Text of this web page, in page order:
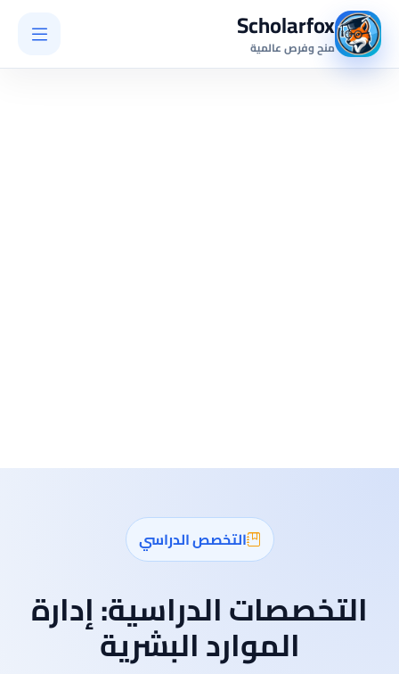
Scholarfox
منح وفرص عالمية
التخصص الدراسي
التخصصات الدراسية:إدارة
الموارد البشرية